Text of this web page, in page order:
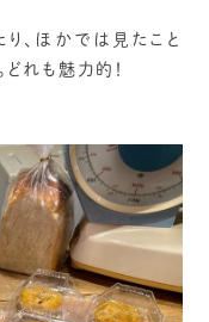
、ほかでは見たこと
れも魅力的！